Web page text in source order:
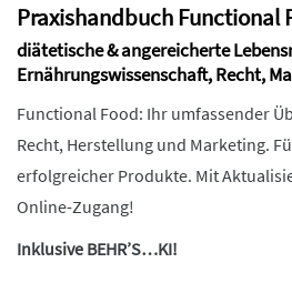
Praxishandbuch Functional
diätetische & angereicherte
Ernährungswissenschaft, Recht,
Functional Food: Ihr umfassender
Recht, Herstellung und Marketing.
erfolgreicher Produkte. Mit
Online-Zugang!
Inklusive BEHR’S…KI!